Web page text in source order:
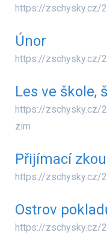
https://zschysky.cz/
Únor
https://zschysky.cz/
Les ve škole,
https://zschysky.cz/
zim
Přijímací
https://zschysky.cz/
Ostrov
https://zschysky.cz/